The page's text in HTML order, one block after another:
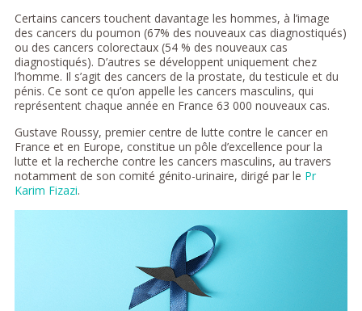
Certains cancers touchent davantage les hommes, à l’image
des cancers du poumon (67% des nouveaux cas diagnostiqués)
ou des cancers colorectaux (54 % des nouveaux cas
diagnostiqués). D’autres se développent uniquement chez
l’homme. Il s’agit des cancers de la prostate, du testicule et du
pénis. Ce sont ce qu’on appelle les cancers masculins, qui
représentent chaque année en France 63 000 nouveaux cas.
Gustave Roussy, premier centre de lutte contre le cancer en
France et en Europe, constitue un pôle d’excellence pour la
lutte et la recherche contre les cancers masculins, au travers
notamment de son comité génito-urinaire, dirigé par le Pr
Karim Fizazi.